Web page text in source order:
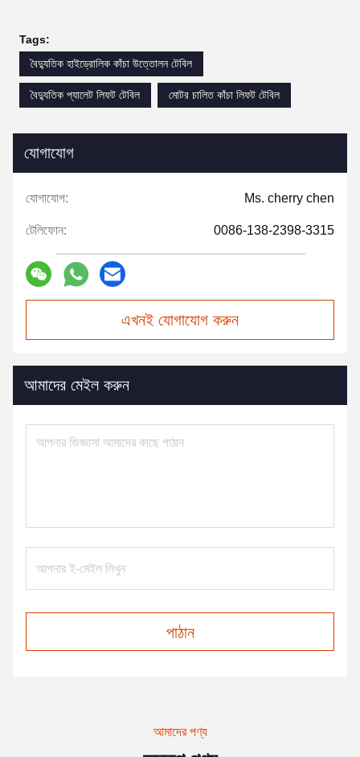
Tags:
বৈদ্যুতিক হাইড্রোলিক কাঁচা উত্তোলন টেবিল
বৈদ্যুতিক প্যালেট লিফট টেবিল মোটর চালিত কাঁচা লিফট টেবিল
যোগাযোগ
যোগাযোগ: Ms. cherry chen
টেলিফোন: 0086-138-2398-3315
এখনই যোগাযোগ করুন
আমাদের মেইল করুন
পাঠান
আমাদের পণ্য